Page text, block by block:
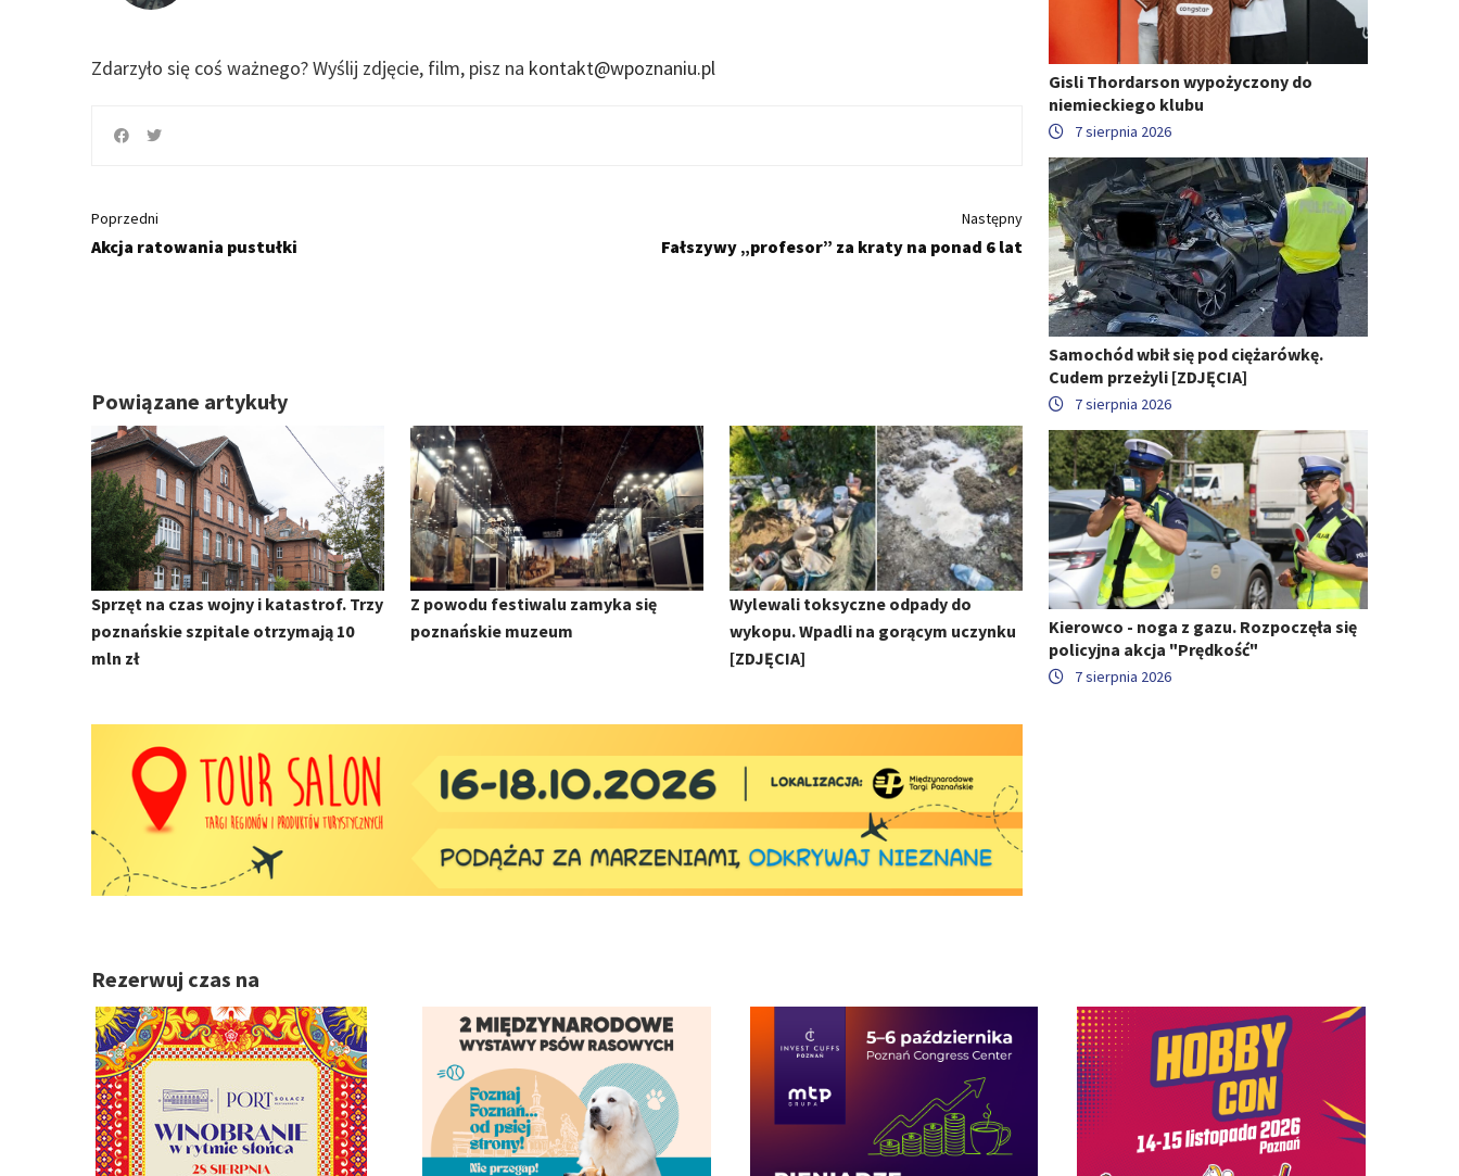
Zdarzyło się coś ważnego?Wyślij zdjęcie, film, pisz na kontakt@wpoznaniu.pl
Poprzedni
Akcja ratowania pustułki
Następny
Fałszywy „profesor” za kraty na ponad 6 lat
Powiązane artykuły
Sprzęt na czas wojny i katastrof. Trzy
poznańskie szpitale otrzymają 10
mln zł
Z powodu festiwalu zamyka się
poznańskie muzeum
Wylewali toksyczne odpady do
wykopu. Wpadli na gorącym uczynku
[ZDJĘCIA]
Gisli Thordarson wypożyczony do
niemieckiego klubu
7 sierpnia 2026
Samochód wbił się pod ciężarówkę.
Cudem przeżyli [ZDJĘCIA]
7 sierpnia 2026
Kierowco - noga z gazu. Rozpoczęła się
policyjna akcja "Prędkość"
7 sierpnia 2026
Rezerwuj czas na